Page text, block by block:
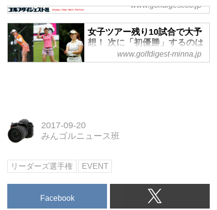
スケジュール・試合結果 | GD
リーダーズ選手権
www.golfdigest.co.jp
女子ツアー残り10試合で大予
想！ 次に「初優勝」するのは
誰!? - みんなのゴルフダイジ
ェスト
おり、初優勝を今か今かと待ち望
大予想。次に初優勝するのは一体
www.golfdigest-minna.jp
2017-09-20
みんゴルニュース班
リーダーズ選手権 EVENT
Facebook